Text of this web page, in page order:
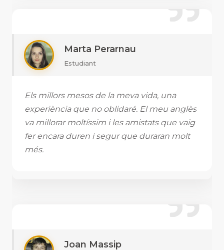
Marta Perarnau
Estudiant
Els millors mesos de la meva vida, una
experiència que no oblidaré. El meu anglès
va millorar moltíssim i les amistats que vaig
fer encara duren i segur que duraran molt
més.
Joan Massip